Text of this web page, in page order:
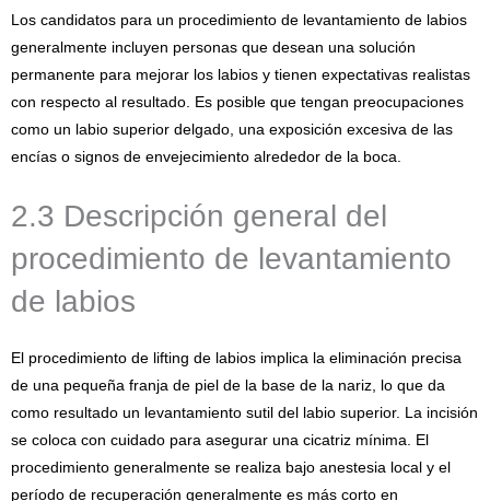
Los candidatos para un procedimiento de levantamiento de labios
generalmente incluyen personas que desean una solución
permanente para mejorar los labios y tienen expectativas realistas
con respecto al resultado. Es posible que tengan preocupaciones
como un labio superior delgado, una exposición excesiva de las
encías o signos de envejecimiento alrededor de la boca.
2.3 Descripción general del
procedimiento de levantamiento
de labios
El procedimiento de lifting de labios implica la eliminación precisa
de una pequeña franja de piel de la base de la nariz, lo que da
como resultado un levantamiento sutil del labio superior. La incisión
se coloca con cuidado para asegurar una cicatriz mínima. El
procedimiento generalmente se realiza bajo anestesia local y el
período de recuperación generalmente es más corto en